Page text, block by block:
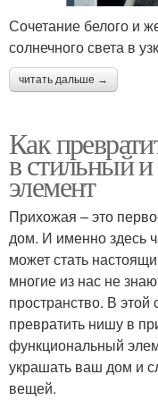
Сочетание белого и
солнечного света в
читать дальше →
Как
в стильный
элемент
Прихожая – это
дом. И именно здесь
может стать
многие из нас не
пространство. В
превратить нишу в
функциональный
украшать ваш дом и
вещей.